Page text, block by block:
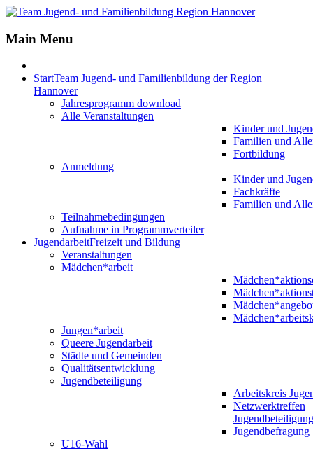
Main Menu
StartTeam Jugend- und Familienbildung der Region
Hannover
Jahresprogramm download
Alle Veranstaltungen
Kinder und
Familien und
Fortbildung
Anmeldung
Kinder und
Fachkräfte
Familien und
Teilnahmebedingungen
Aufnahme in Programmverteiler
JugendarbeitFreizeit und Bildung
Veranstaltungen
Mädchen*arbeit
Jungen*arbeit
Queere Jugendarbeit
Städte und Gemeinden
Qualitätsentwicklung
Jugendbeteiligung
Arbeitskreis
Netzwerktreffen
Jugendbeteiligung
Jugendbefragung
U16-Wahl